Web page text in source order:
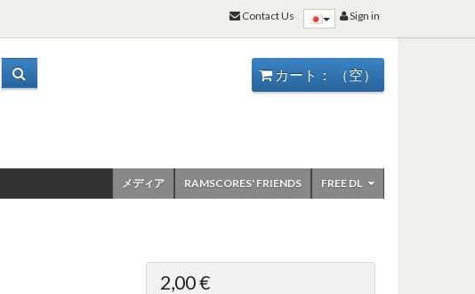
カート： （空）
FREE DL
RAMSCORES' FRIENDS
メディア
2,00 €
Sign in
Contact Us